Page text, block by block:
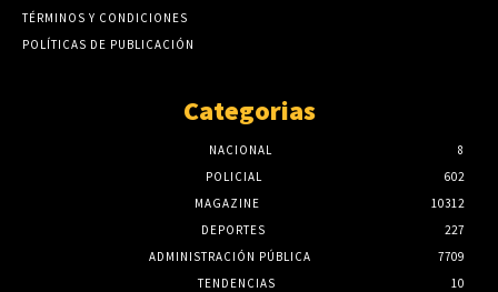
TÉRMINOS Y CONDICIONES
POLÍTICAS DE PUBLICACIÓN
Categorias
NACIONAL
8
POLICIAL
602
MAGAZINE
10312
DEPORTES
227
ADMINISTRACIÓN PÚBLICA
7709
TENDENCIAS
10